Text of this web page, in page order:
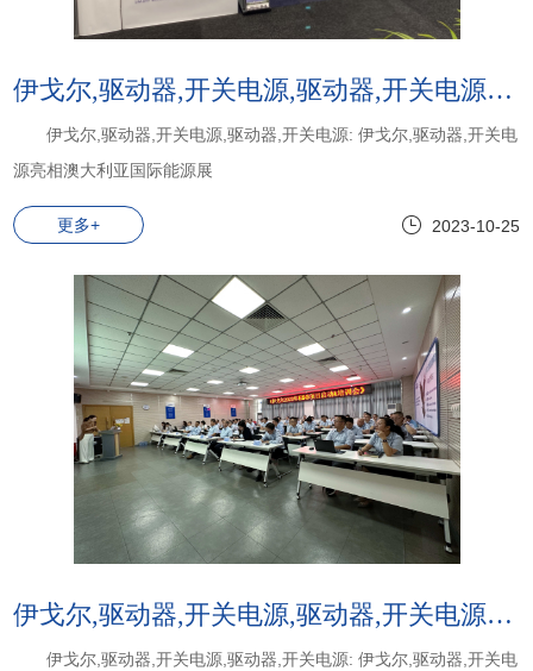
伊戈尔,驱动器,开关电源,驱动器,开关电源:伊戈尔,驱动器,开关电源亮相澳大利亚国际能源展
伊戈尔,驱动器,开关电源,驱动器,开关电源: 伊戈尔,驱动器,开关电
源亮相澳大利亚国际能源展
更多+ 2023-10-25
伊戈尔,驱动器,开关电源,驱动器,开关电源:伊戈尔,驱动器,开关电源2023年ESG项目启动会
伊戈尔,驱动器,开关电源,驱动器,开关电源: 伊戈尔,驱动器,开关电